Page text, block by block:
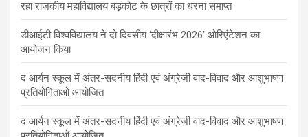
रहा राजकीय महाविद्यालय बड़कोट के छात्रों का धरना समाप्त
डीआईटी विश्वविद्यालय ने दो दिवसीय ‘दीक्षारंभ 2026’ ओरिएंटेशन का
आयोजन किया
द आर्यन स्कूल में अंतर-सदनीय हिंदी एवं अंग्रेजी वाद-विवाद और आशुभाषण
प्रतियोगिताओं आयोजित
द आर्यन स्कूल में अंतर-सदनीय हिंदी एवं अंग्रेजी वाद-विवाद और आशुभाषण